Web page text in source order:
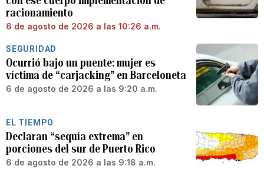
racionamiento
6 de agosto de 2026 a las 10:26 a.m.
SEGURIDAD
Ocurrió bajo un puente: mujer es
víctima de “carjacking” en Barceloneta
6 de agosto de 2026 a las 9:20 a.m.
EL TIEMPO
Declaran “sequía extrema” en
porciones del sur de Puerto Rico
6 de agosto de 2026 a las 9:18 a.m.